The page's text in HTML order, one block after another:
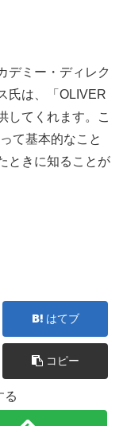
デミー・ディレク
氏は、「OLIVER
してくれます。こ
て基本的なこと
ときに知ることが
はてブ
コピー
る